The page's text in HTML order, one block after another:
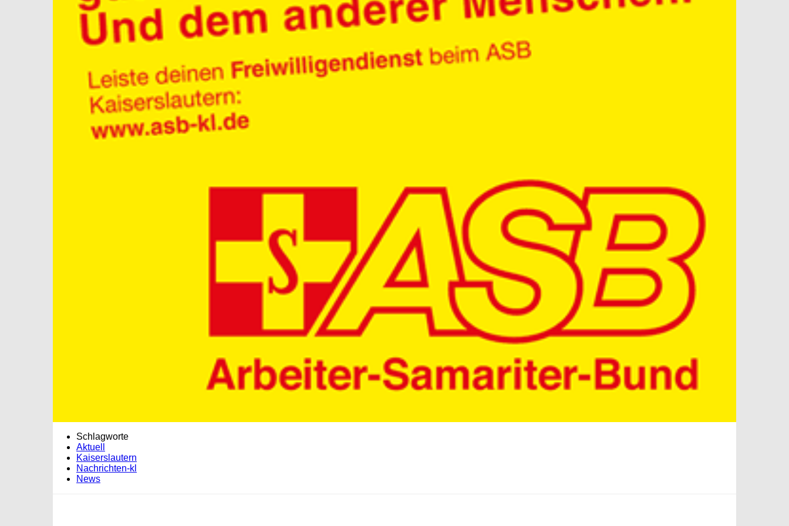
Schlagworte
Aktuell
Kaiserslautern
Nachrichten-kl
News